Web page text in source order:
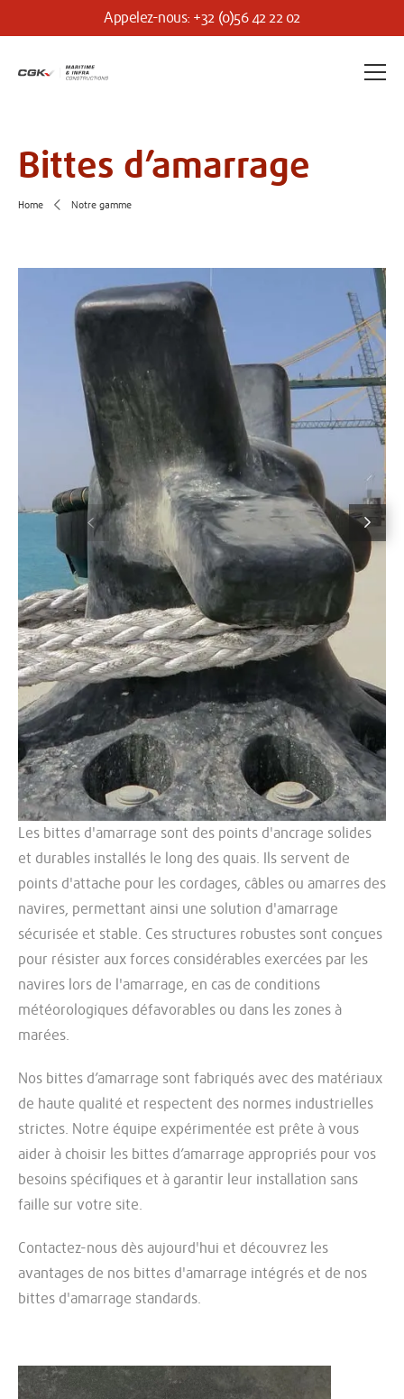
Appelez-nous: +32 (0)56 42 22 02
Bittes d’amarrage
Home Notre gamme
Précédent
Les bittes d'amarrage sont des points d'ancrage solides
et durables installés le long des quais. Ils servent de
points d'attache pour les cordages, câbles ou amarres des
navires, permettant ainsi une solution d'amarrage
sécurisée et stable. Ces structures robustes sont conçues
pour résister aux forces considérables exercées par les
navires lors de l'amarrage, en cas de conditions
météorologiques défavorables ou dans les zones à
marées.
Nos bittes d’amarrage sont fabriqués avec des matériaux
de haute qualité et respectent des normes industrielles
strictes. Notre équipe expérimentée est prête à vous
aider à choisir les bittes d’amarrage appropriés pour vos
besoins spécifiques et à garantir leur installation sans
faille sur votre site.
Contactez-nous dès aujourd'hui et découvrez les
avantages de nos bittes d'amarrage intégrés et de nos
bittes d'amarrage standards.